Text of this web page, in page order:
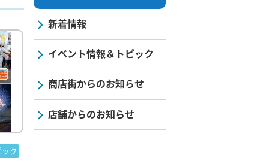
ク
新着情報
イベント情報＆トピック
商店街からのお知らせ
店舗からのお知らせ